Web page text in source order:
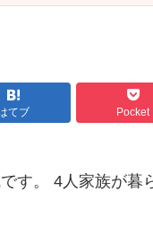
てブ Pocket
す。 4人家族が暮